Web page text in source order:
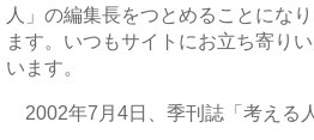
人」の編集長をつとめることにな
ます。いつもサイトにお立ち寄り
います。
2002年7月4日、季刊誌「考える